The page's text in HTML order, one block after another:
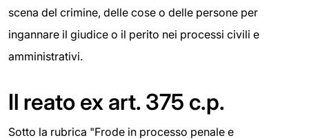
scena del crimine, delle cose o delle persone per
ingannare il giudice o il perito nei processi civili e
amministrativi.
Il reato ex art. 375 c.p.
Sotto la rubrica "Frode in processo penale e